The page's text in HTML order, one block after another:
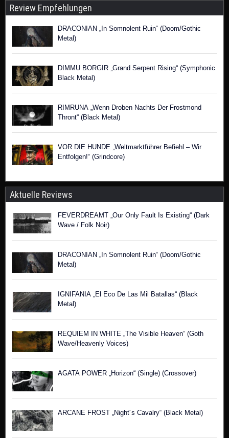
Review Empfehlungen
DRACONIAN „In Somnolent Ruin“ (Doom/Gothic
Metal)
DIMMU BORGIR „Grand Serpent Rising“ (Symphonic
Black Metal)
RIMRUNA „Wenn Droben Nachts Der Frostmond
Thront“ (Black Metal)
VOR DIE HUNDE „Weltmarktführer Befiehl – Wir
Entfolgen!“ (Grindcore)
Aktuelle Reviews
FEVERDREAMT „Our Only Fault Is Existing“ (Dark
Wave / Folk Noir)
DRACONIAN „In Somnolent Ruin“ (Doom/Gothic
Metal)
IGNIFANIA „El Eco De Las Mil Batallas“ (Black
Metal)
REQUIEM IN WHITE „The Visible Heaven“ (Goth
Wave/Heavenly Voices)
AGATA POWER „Horizon“ (Single) (Crossover)
ARCANE FROST „Night´s Cavalry“ (Black Metal)